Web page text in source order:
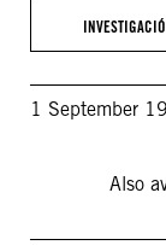
1 September
Also